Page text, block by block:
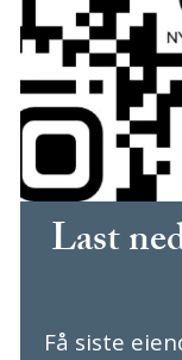
Last
Få siste